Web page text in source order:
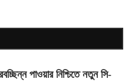
পাওয়ার নিশ্চিতে নতুন সি-